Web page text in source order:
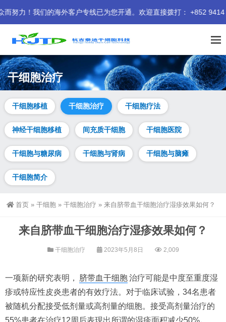
力！我们的海外客户专线已为您开通。欢迎直接拨打： +852 9414
干细胞治疗
干细胞移植 干细胞治疗 干细胞疗法
神经干细胞移植 间充质干细胞 干细胞医院
干细胞与糖尿病 干细胞与肾病 干细胞与脑瘫
干细胞简介
首页 » 干细胞 » 干细胞治疗 » 来自脐带血干细胞治疗湿疹效果如何？
来自脐带血干细胞治疗湿疹效果如何？
干细胞治疗 2023年5月8日 2,009
一项新的研究表明， 脐带血干细胞治疗可能是中度至重度湿
疹或特应性皮炎患者的有效疗法。对于临床试验，34名患者
被随机分配接受低剂量或高剂量的细胞。接受高剂量治疗的
55%患者在治疗12周后表现出所谓的湿疹面积减少50%。